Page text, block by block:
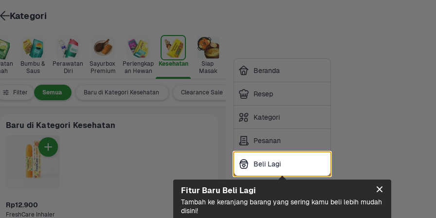
Bumbu &
Saus
Perawatan
Diri
Sayurbox
Premium
Perlengkap
an Hewan
Kesehatan
Siap
Masak
Filter Semua Baru di Kategori Kesehatan Clearance Sale Vitamin
Baru di Kategori Kesehatan
Rp12.900
FreshCare Inhaler
Beranda
Resep
Kategori
Pesanan
Beli Lagi
Kategori
Beli Lagi
Fitur Baru Beli Lagi
Tambah ke keranjang barang yang sering kamu beli lebih mudah
disini!